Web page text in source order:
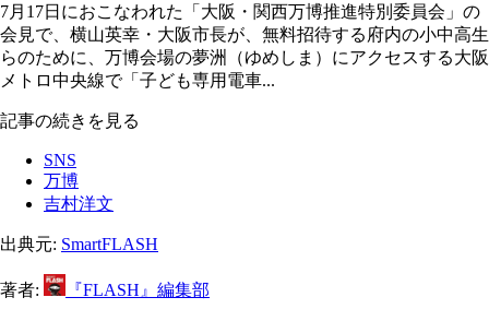
7月17日におこなわれた「大阪・関西万博推進特別委員会」の
会見で、横山英幸・大阪市長が、無料招待する府内の小中高生
らのために、万博会場の夢洲（ゆめしま）にアクセスする大阪
メトロ中央線で「子ども専用電車...
記事の続きを見る
SNS
万博
吉村洋文
出典元: SmartFLASH
著者: 『FLASH』編集部